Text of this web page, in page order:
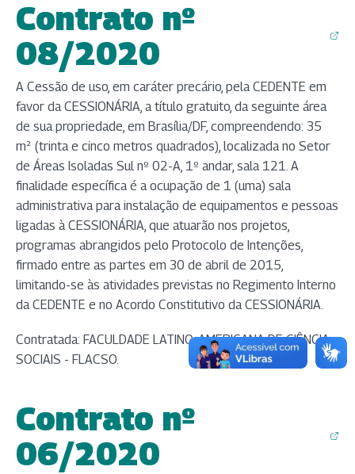
Contrato nº
08/2020
(abre em nova aba)
A Cessão de uso, em caráter precário, pela CEDENTE em
favor da CESSIONÁRIA, a título gratuito, da seguinte área
de sua propriedade, em Brasília/DF, compreendendo: 35
m² (trinta e cinco metros quadrados), localizada no Setor
de Áreas Isoladas Sul nº 02-A, 1º andar, sala 121. A
finalidade específica é a ocupação de 1 (uma) sala
administrativa para instalação de equipamentos e pessoas
ligadas à CESSIONÁRIA, que atuarão nos projetos,
programas abrangidos pelo Protocolo de Intenções,
firmado entre as partes em 30 de abril de 2015,
limitando-se às atividades previstas no Regimento Interno
da CEDENTE e no Acordo Constitutivo da CESSIONÁRIA.
Contratada: FACULDADE LATINO-AMERICANA DE CIÊNCIA
SOCIAIS - FLACSO.
Contrato nº
06/2020
(abre em nova aba)